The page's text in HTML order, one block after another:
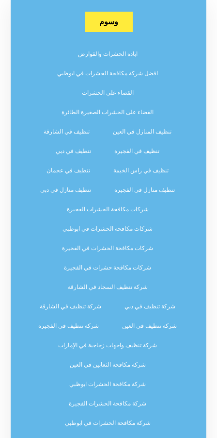
وسوم
اباده الحشرات والقوارض
افضل شركة مكافحة الحشرات في ابوظبي
القضاء على الحشرات
القضاء على الحشرات الصغيرة الطائرة
تنظيف المنازل في العين تنظيف في الشارقة
تنظيف في الفجيرة تنظيف في دبي
تنظيف في راس الخيمة تنظيف في عجمان
تنظيف منازل في الفجيرة تنظيف منازل في دبي
شركات مكافحة الحشرات الفجيرة
شركات مكافحة الحشرات في ابوظبي
شركات مكافحة الحشرات في الفجيرة
شركات مكافحة حشرات في الفجيرة
شركة تنظيف السجاد في الشارقة
شركة تنظيف في دبي شركة تنظيف في الشارقة
شركة تنظيف في العين شركة تنظيف في الفجيرة
شركة تنظيف واجهات زجاجية في الإمارات
شركة مكافحة الثعابين في العين
شركة مكافحة الحشرات ابوظبي
شركة مكافحة الحشرات الفجيرة
شركة مكافحة الحشرات في ابوظبي